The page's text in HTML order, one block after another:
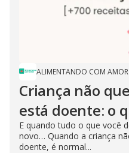
ALIMENTANDO COM AMOR
Criança não
está doente: o
E quando tudo o que você
novo… Quando a criança
doente, é normal...